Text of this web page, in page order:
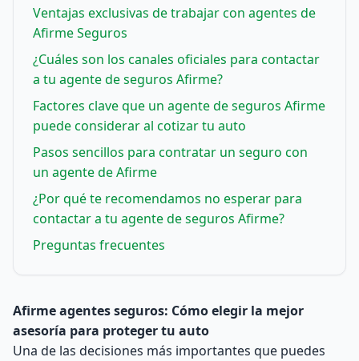
Ventajas exclusivas de trabajar con agentes de
Afirme Seguros
¿Cuáles son los canales oficiales para contactar
a tu agente de seguros Afirme?
Factores clave que un agente de seguros Afirme
puede considerar al cotizar tu auto
Pasos sencillos para contratar un seguro con
un agente de Afirme
¿Por qué te recomendamos no esperar para
contactar a tu agente de seguros Afirme?
Preguntas frecuentes
Afirme agentes seguros: Cómo elegir la mejor
asesoría para proteger tu auto
Una de las decisiones más importantes que puedes